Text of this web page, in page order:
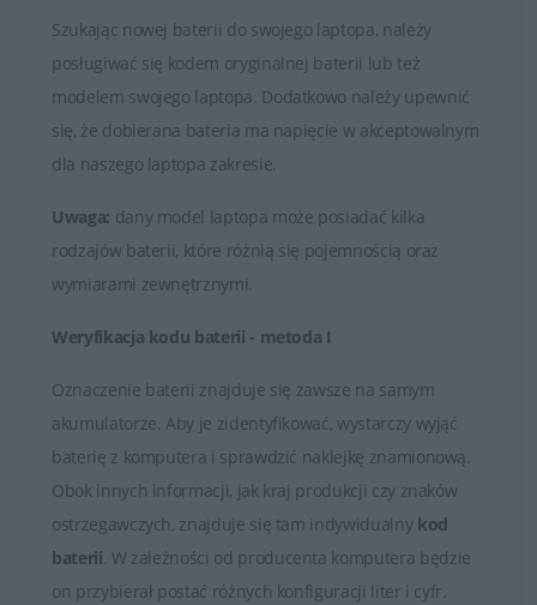
są bardzo słabej jakości!
Baterie, które znajduje się w ofercie sklepu DELL24 są
oryginalnymi częściami zamiennymi lub wysokiej jakości
zamiennikami takich firm jak Dell, Green Cell czy
Whitenergy. Tylko markowe produkty spełniają
najwyższe standardy jakości i posiadają certyfikaty FCC,
CE i ROHS.
Łatwy kontakt i fachowa obsługa
W przypadku jakichkolwiek wątpliwości i problemów z
doborem baterii do posiadanego laptopa, zawsze mogą
Państwo skontaktować się z naszymi Doradcami, którzy
udzielą fachowej i wyczerpującej porady. Na przesłane
zapytania odpowiadamy rzetelnie i bez zbędnej zwłoki.
Satysfakcja z zakupu jest dla nas najważniejsza.
Dobór baterii do laptopów DELL
Szukając nowej baterii do swojego laptopa, należy
posługiwać się kodem oryginalnej baterii lub też
modelem swojego laptopa. Dodatkowo należy upewnić
się, że dobierana bateria ma napięcie w akceptowalnym
dla naszego laptopa zakresie.
Uwaga: dany model laptopa może posiadać kilka
rodzajów baterii, które różnią się pojemnością oraz
wymiarami zewnętrznymi.
Weryfikacja kodu baterii - metoda I
Oznaczenie baterii znajduje się zawsze na samym
akumulatorze. Aby je zidentyfikować, wystarczy wyjąć
baterię z komputera i sprawdzić naklejkę znamionową.
Obok innych informacji, jak kraj produkcji czy znaków
ostrzegawczych, znajduje się tam indywidualny kod
baterii. W zależności od producenta komputera będzie
on przybierał postać różnych konfiguracji liter i cyfr.